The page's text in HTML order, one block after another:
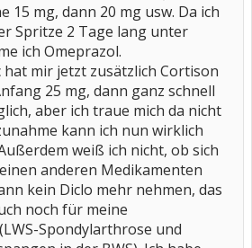
15 mg, dann 20 mg usw. Da ich
Spritze 2 Tage lang unter
ich Omeprazol.
hat mir jetzt zusätzlich Cortison
25 mg, dann ganz schnell
aber ich traue mich da nicht
kann ich nun wirklich
weiß ich nicht, ob sich
anderen Medikamenten
kein Diclo mehr nehmen, das
noch für meine
Spondylarthrose und